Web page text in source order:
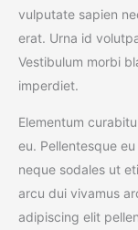
vulputate sapien
erat. Urna id
Vestibulum morbi
imperdiet.
Elementum
eu. Pellentesque
neque sodales ut
arcu dui vivamus
adipiscing elit